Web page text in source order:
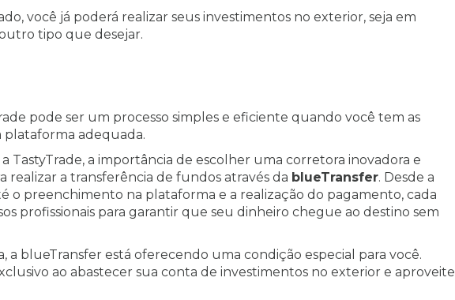
você já poderá realizar seus investimentos no exterior, seja em
tipo que desejar.
pode ser um processo simples e eficiente quando você tem as
plataforma adequada.
TastyTrade, a importância de escolher uma corretora inovadora e
realizar a transferência de fundos através da blueTransfer. Desde a
o preenchimento na plataforma e a realização do pagamento, cada
profissionais para garantir que seu dinheiro chegue ao destino sem
a blueTransfer está oferecendo uma condição especial para você.
ao abastecer sua conta de investimentos no exterior e aproveite